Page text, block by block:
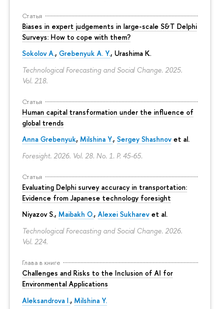
Статья
Biases in expert judgements in large-scale S&T Delphi
Surveys: How to cope with them?
Sokolov A., Grebenyuk A. Y., Urashima K.
Technological Forecasting and Social Change. 2025.
Vol. 218.
Статья
Human capital transformation under the influence of
global trends
Anna Grebenyuk, Milshina Y., Sergey Shashnov et al.
Foresight. 2026. Vol. 28. No. 1. P. 45-65.
Статья
Evaluating Delphi survey accuracy in transportation:
Evidence from Japanese technology foresight
Niyazov S., Maibakh O., Alexei Sukharev et al.
Technological Forecasting and Social Change. 2026.
Vol. 224.
Глава в книге
Challenges and Risks to the Inclusion of AI for
Environmental Applications
Aleksandrova I., Milshina Y.